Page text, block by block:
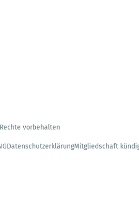
vorbehalten
DatenschutzerklärungMitgliedschaft